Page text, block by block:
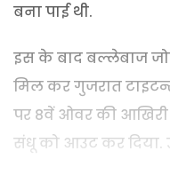
बना पाई थी.
इस के बाद बल्लेबाज
मिल कर गुजरात
पर 8वें ओवर की
संधू को आउट कर दिया.